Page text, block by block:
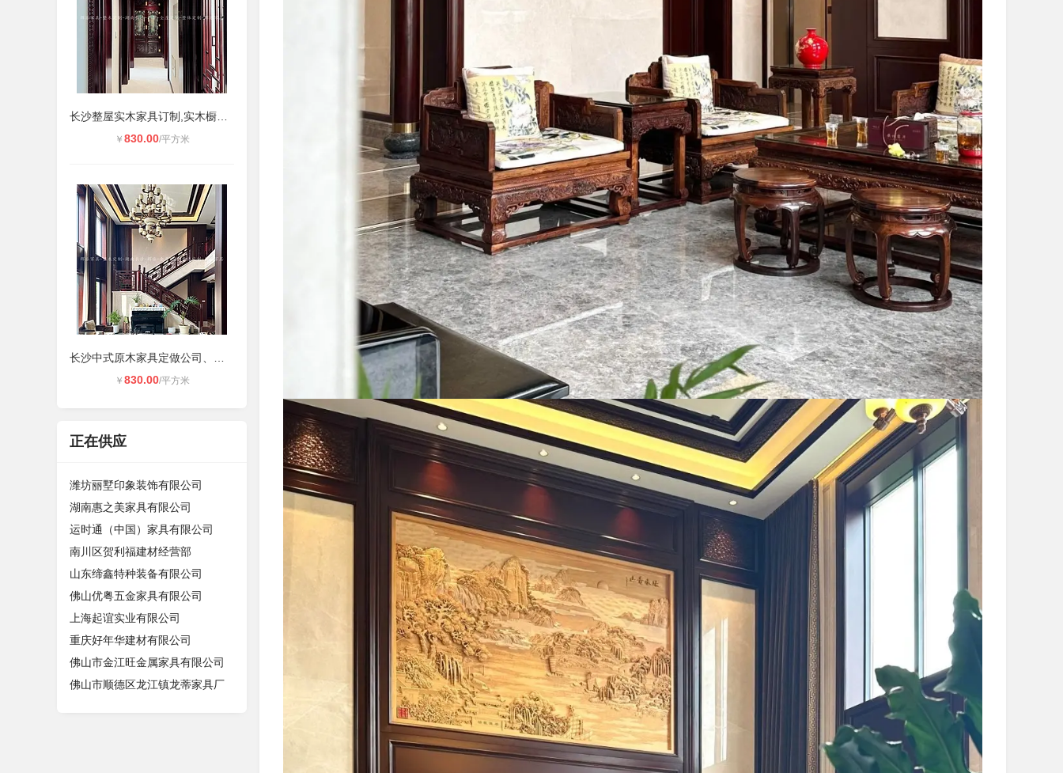
￥ 830.00/平方米
￥ 830.00/平方米
正在供应
潍坊丽墅印象装饰有限公司
湖南惠之美家具有限公司
运时通（中国）家具有限公司
南川区贺利福建材经营部
山东缔鑫特种装备有限公司
佛山优粤五金家具有限公司
上海起谊实业有限公司
重庆好年华建材有限公司
佛山市金江旺金属家具有限公司
佛山市顺德区龙江镇龙蒂家具厂